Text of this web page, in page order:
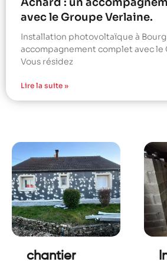
avec le Groupe Verlaine.
Installation photovoltaïque à Bourg
accompagnement complet avec le
Vous résidez
Lire la suite »
chantier